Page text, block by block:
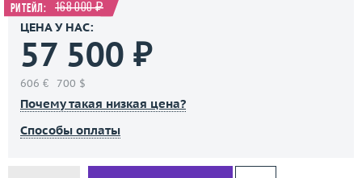
Ритейл: 168 000 ₽
ЦЕНА У НАС:
57 500 ₽
606 € 700 $
Почему такая низкая цена?
Способы оплаты